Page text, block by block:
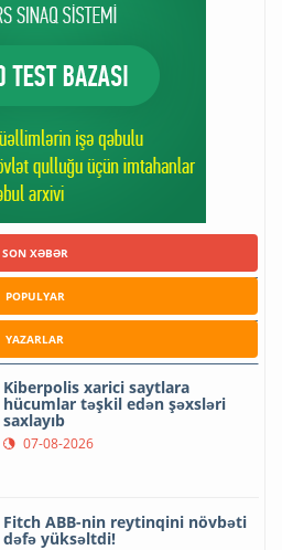
SON XƏBƏR
POPULYAR
YAZARLAR
Kiberpolis xarici saytlara
hücumlar təşkil edən şəxsləri
saxlayıb
07-08-2026
Fitch ABB-nin reytinqini növbəti
dəfə yüksəltdi!